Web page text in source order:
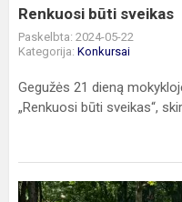
Renkuosi būti sveikas
Paskelbta: 2024-05-22
Kategorija: Konkursai
Gegužės 21 dieną
„Renkuosi būti sveikas“,
„Vaikystės